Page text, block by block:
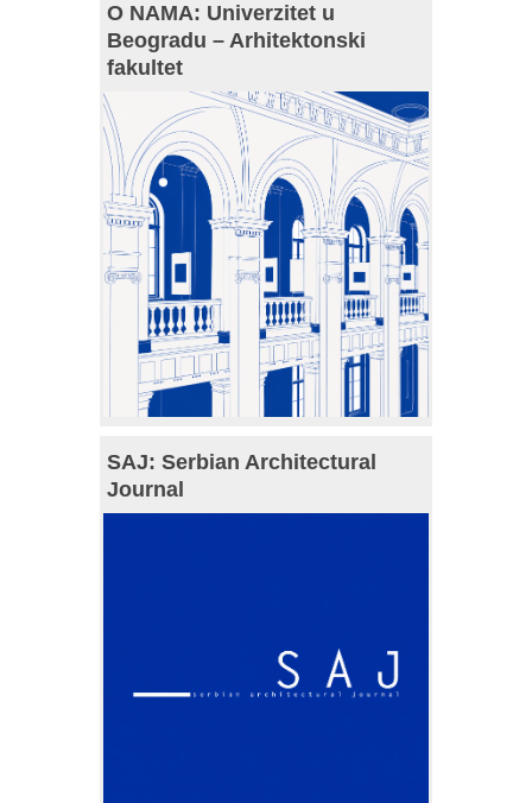
O NAMA: Univerzitet u
Beogradu – Arhitektonski
fakultet
SAJ: Serbian Architectural
Journal